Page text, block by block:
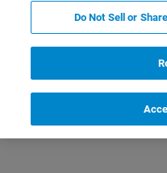
자세한 정보
Do Not Sell or